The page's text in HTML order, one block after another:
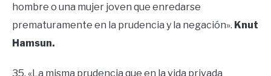
hombre o una mujer joven que enredarse
prematuramente en la prudencia y la negación». Knut
Hamsun.
35. «La misma prudencia que en la vida privada